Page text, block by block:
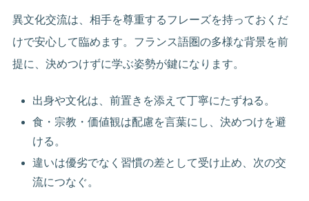
異文化交流は、相手を尊重するフレーズを持っておくだ
けで安心して臨めます。フランス語圏の多様な背景を前
提に、決めつけずに学ぶ姿勢が鍵になります。
出身や文化は、前置きを添えて丁寧にたずねる。
食・宗教・価値観は配慮を言葉にし、決めつけを避
ける。
違いは優劣でなく習慣の差として受け止め、次の交
流につなぐ。